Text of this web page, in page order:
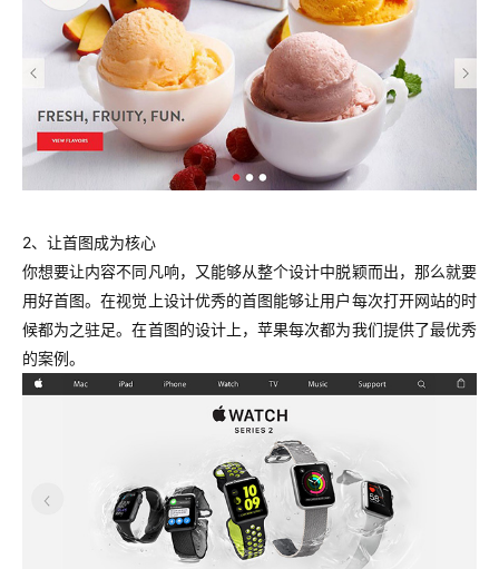
2、让首图成为核心
你想要让内容不同凡响，又能够从整个设计中脱颖而出，那么就要
用好首图。在视觉上设计优秀的首图能够让用户每次打开网站的时
候都为之驻足。在首图的设计上，苹果每次都为我们提供了最优秀
的案例。